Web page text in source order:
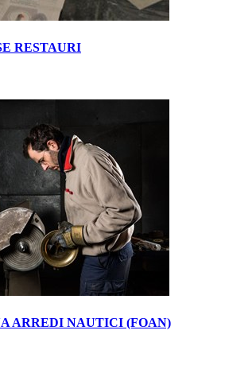
RESTAURI
ARREDI NAUTICI (FOAN)